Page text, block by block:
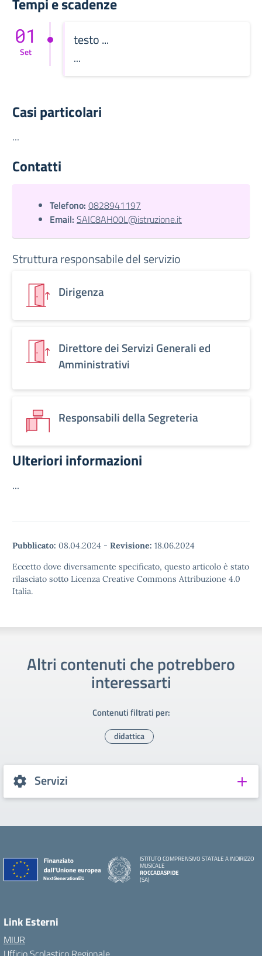
testo ...
...
01
Set
Casi particolari
...
Contatti
Telefono: 0828941197
Email: SAIC8AH00L@istruzione.it
Struttura responsabile del servizio
Dirigenza
Direttore dei Servizi Generali ed
Amministrativi
Responsabili della Segreteria
Ulteriori informazioni
...
Pubblicato: 08.04.2024 - Revisione: 18.06.2024
Eccetto dove diversamente specificato, questo articolo è stato
rilasciato sotto Licenza Creative Commons Attribuzione 4.0
Italia.
Altri contenuti che potrebbero
interessarti
Contenuti filtrati per:
didattica
Servizi
ISTITUTO COMPRENSIVO STATALE A INDIRIZZO
MUSICALE
ROCCADASPIDE
(SA)
Link Esterni
MIUR